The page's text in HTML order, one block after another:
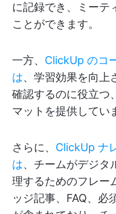
に記録でき、ミーテ
ことができます。
一方、 ClickUp のコ
は、学習効果を向上
確認するのに役立つ
マットを提供してい
さらに、 ClickUp ナ
は、チームがデジタ
理するためのフレー
ッジ記事、FAQ、必